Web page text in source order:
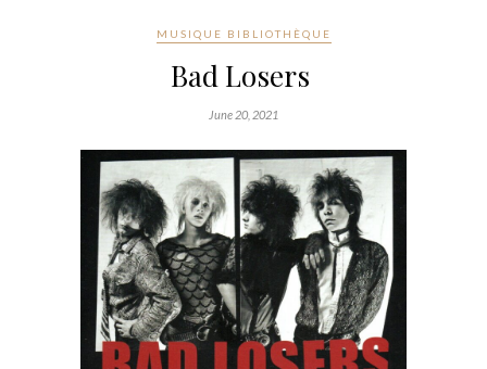
MUSIQUE BIBLIOTHÈQUE
Bad Losers
June 20, 2021